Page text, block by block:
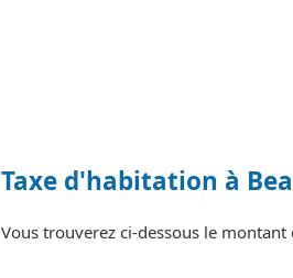
Taxe d'habitation à
Vous trouverez ci-dessous le